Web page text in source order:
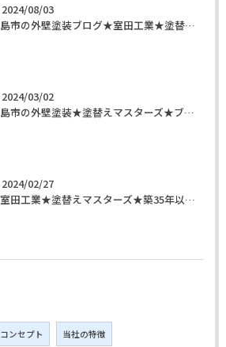
2024/08/03
広島市の外壁塗装ブログ★室田工業★塗替えマスターズ★外壁リフォーム
2024/03/02
広島市の外壁塗装★塗替えマスターズ★ブログ「初めて家を手入れするのに」
2024/02/27
㈱室田工業★塗替えマスターズ★築35年以上のお宅の施工事例
コンセプト 当社の特徴